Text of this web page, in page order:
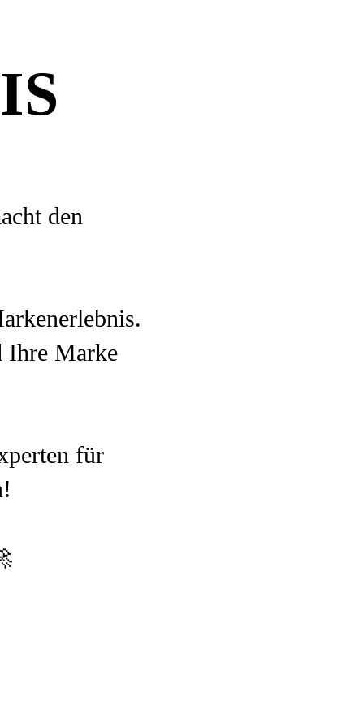
den
Ihre Marke
für